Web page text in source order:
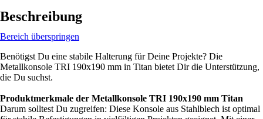
Beschreibung
Bereich überspringen
Benötigst Du eine stabile Halterung für Deine Projekte? Die
Metallkonsole TRI 190x190 mm in Titan bietet Dir die Unterstützung,
die Du suchst.
Produktmerkmale der Metallkonsole TRI 190x190 mm Titan
Darum solltest Du zugreifen: Diese Konsole aus Stahlblech ist optimal